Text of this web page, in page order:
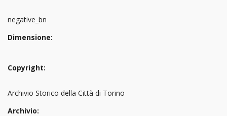
negative_bn
Dimensione:
Copyright:
Archivio Storico della Città di Torino
Archivio: